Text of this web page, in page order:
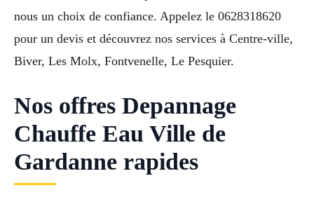
nous un choix de confiance. Appelez le 0628318620
pour un devis et découvrez nos services à Centre-ville,
Biver, Les Molx, Fontvenelle, Le Pesquier.
Nos offres Depannage
Chauffe Eau Ville de
Gardanne rapides